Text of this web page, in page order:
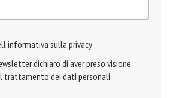
sulla privacy
dichiaro di aver preso visione
trattamento dei dati personali.